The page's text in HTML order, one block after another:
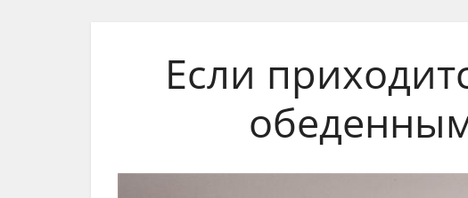
Если